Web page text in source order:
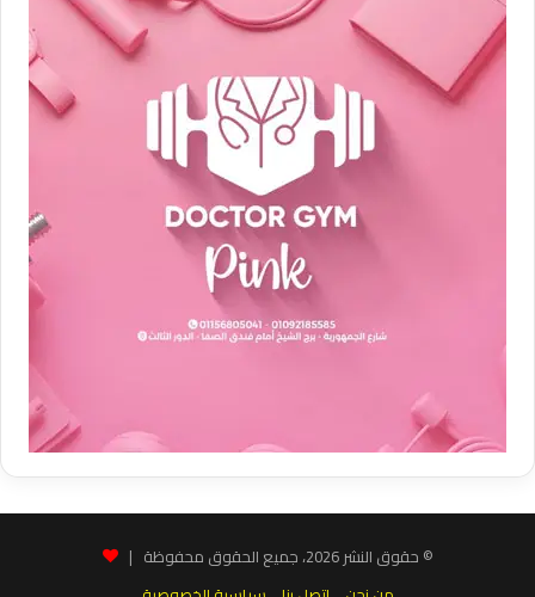
© حقوق النشر 2026، جميع الحقوق محفوظة |